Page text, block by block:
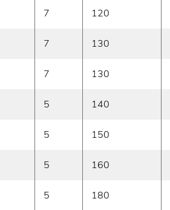
7 120
7 130
7 130
5 140
5 150
5 160
5 180